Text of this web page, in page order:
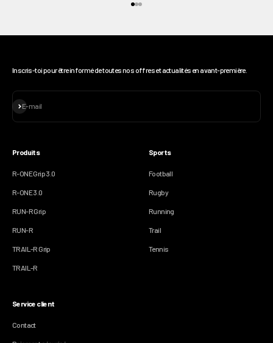
Aller à l'élément 1
Aller à l'élément 2
Aller à l'élément 3
Inscris-toi pour être informé de toutes nos offres et actualités en avant-première.
E-mail
S'inscrire
Produits
R-ONE Grip 3.0
R-ONE 3.0
RUN-R Grip
RUN-R
TRAIL-R Grip
TRAIL-R
Sports
Football
Rugby
Running
Trail
Tennis
Service client
Contact